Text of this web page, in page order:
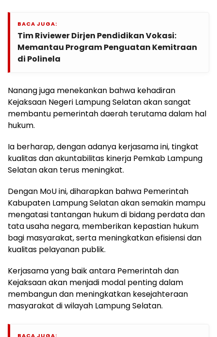
BACA JUGA:
Tim Riviewer Dirjen Pendidikan Vokasi:
Memantau Program Penguatan Kemitraan
di Polinela
Nanang juga menekankan bahwa kehadiran
Kejaksaan Negeri Lampung Selatan akan sangat
membantu pemerintah daerah terutama dalam hal
hukum.
Ia berharap, dengan adanya kerjasama ini, tingkat
kualitas dan akuntabilitas kinerja Pemkab Lampung
Selatan akan terus meningkat.
Dengan MoU ini, diharapkan bahwa Pemerintah
Kabupaten Lampung Selatan akan semakin mampu
mengatasi tantangan hukum di bidang perdata dan
tata usaha negara, memberikan kepastian hukum
bagi masyarakat, serta meningkatkan efisiensi dan
kualitas pelayanan publik.
Kerjasama yang baik antara Pemerintah dan
Kejaksaan akan menjadi modal penting dalam
membangun dan meningkatkan kesejahteraan
masyarakat di wilayah Lampung Selatan.